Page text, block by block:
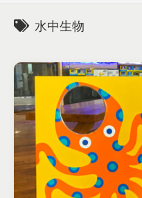
国外・海外
人気カオパネ
投稿する
水中生物